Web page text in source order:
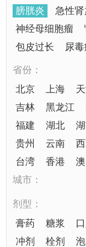
膀胱炎
急性
神经母细胞瘤
包皮过长
尿毒
省份：
北京
上海
吉林
黑龙江
福建
湖北
贵州
云南
台湾
香港
城市：
剂型：
膏药
糖浆
冲剂
栓剂